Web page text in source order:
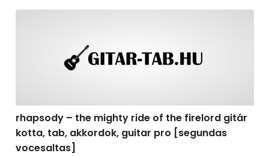
rhapsody – the mighty ride of the firelord gitár
kotta, tab, akkordok, guitar pro [segundas
vocesaltas]